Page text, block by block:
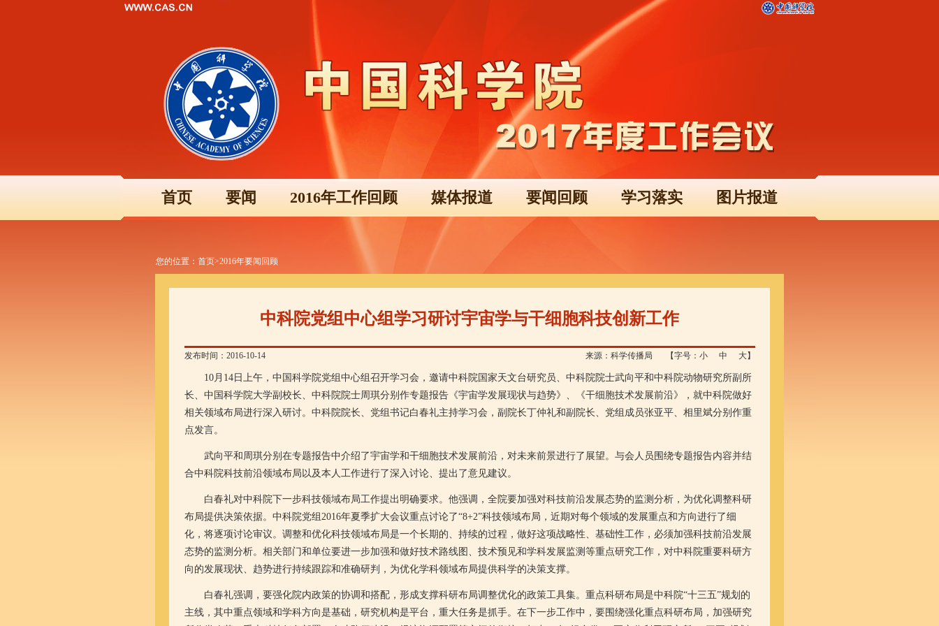
首页 要闻 2016年工作回顾 媒体报道 要闻回顾 学习落实 图片报道
您的位置： 首页>2016年要闻回顾
中科院党组中心组学习研讨宇宙学与干细胞科技创新工作
发布时间：2016-10-14 来源：科学传播局 【字号： 小 中 大】
10月14日上午，中国科学院党组中心组召开学习会，邀请中科院国家天文台研究员、中科院院士武向平和中科院动物研究所副所
长、中国科学院大学副校长、中科院院士周琪分别作专题报告《宇宙学发展现状与趋势》、《干细胞技术发展前沿》，就中科院做好
相关领域布局进行深入研讨。中科院院长、党组书记白春礼主持学习会，副院长丁仲礼和副院长、党组成员张亚平、相里斌分别作重
点发言。
武向平和周琪分别在专题报告中介绍了宇宙学和干细胞技术发展前沿，对未来前景进行了展望。与会人员围绕专题报告内容并结
合中科院科技前沿领域布局以及本人工作进行了深入讨论、提出了意见建议。
白春礼对中科院下一步科技领域布局工作提出明确要求。他强调，全院要加强对科技前沿发展态势的监测分析，为优化调整科研
布局提供决策依据。中科院党组2016年夏季扩大会议重点讨论了“8+2”科技领域布局，近期对每个领域的发展重点和方向进行了细
化，将逐项讨论审议。调整和优化科技领域布局是一个长期的、持续的过程，做好这项战略性、基础性工作，必须加强科技前沿发展
态势的监测分析。相关部门和单位要进一步加强和做好技术路线图、技术预见和学科发展监测等重点研究工作，对中科院重要科研方
向的发展现状、趋势进行持续跟踪和准确研判，为优化学科领域布局提供科学的决策支撑。
白春礼强调，要强化院内政策的协调和搭配，形成支撑科研布局调整优化的政策工具集。重点科研布局是中科院“十三五”规划的
主线，其中重点领域和学科方向是基础，研究机构是平台，重大任务是抓手。在下一步工作中，要围绕强化重点科研布局，加强研究